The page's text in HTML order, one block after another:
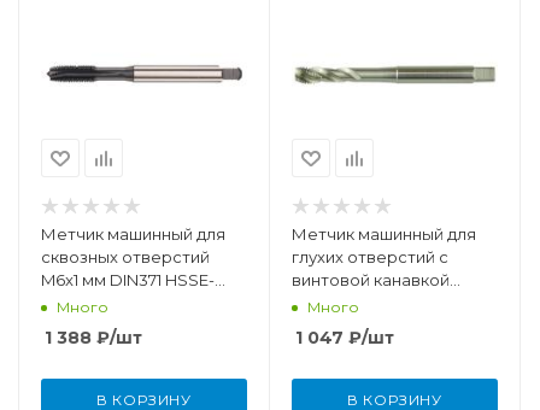
Метчик машинный для
сквозных отверстий
M6x1 мм DIN371 HSSE-
TiCNМного
1 388 ₽/шт
В КОРЗИНУ
Метчик машинный для
глухих отверстий с
винтовой канавкой
M5x0,8 мм DIN371 HSSE
Много
1 047 ₽/шт
В КОРЗИНУ